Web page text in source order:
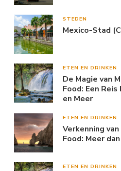
STEDEN
Mexico-Stad
ETEN EN DRINKEN
De Magie van
Food: Een
en Meer
ETEN EN DRINKEN
Verkenning
Food: Meer
ETEN EN DRINKEN